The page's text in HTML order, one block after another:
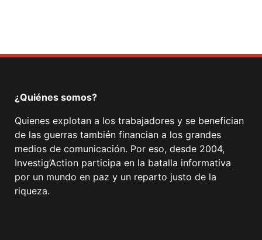
¿Quiénes somos?
Quienes explotan a los trabajadores y se benefician
de las guerras también financian a los grandes
medios de comunicación. Por eso, desde 2004,
Investig’Action participa en la batalla informativa
por un mundo en paz y un reparto justo de la
riqueza.